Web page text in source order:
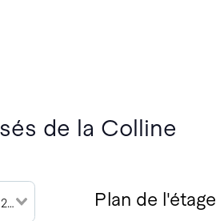
de la Colline
11645 Boulevard de la Colline, G2A 2E1 (3) Plan de l'étage